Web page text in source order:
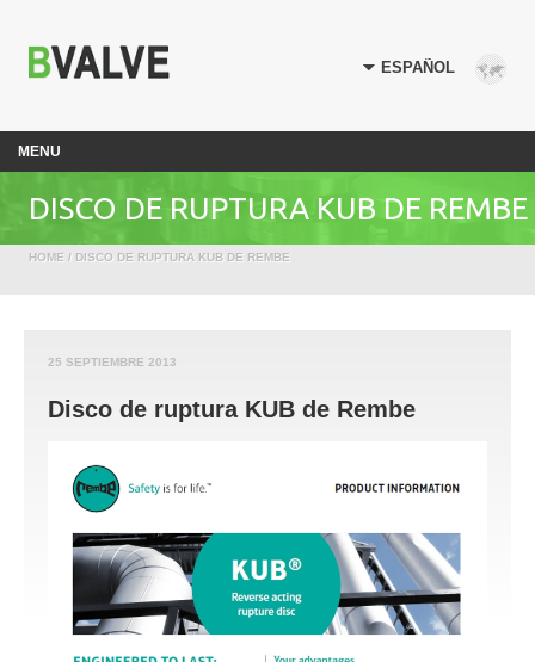
MENU
DISCO DE RUPTURA KUB DE REMBE
HOME / DISCO DE RUPTURA KUB DE REMBE
25 SEPTIEMBRE 2013
Disco de ruptura KUB de Rembe